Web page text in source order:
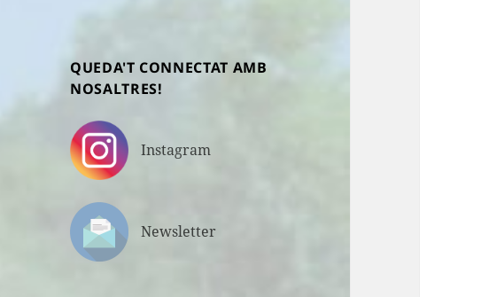
QUEDA'T CONNECTAT AMB
NOSALTRES!
Instagram
Newsletter